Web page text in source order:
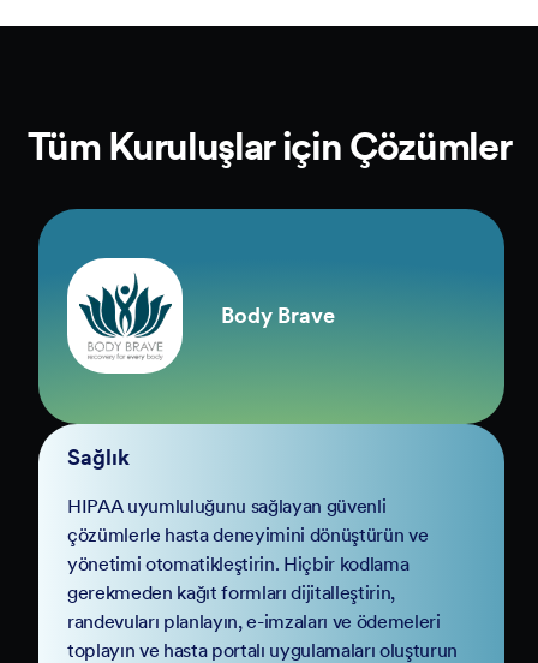
Tüm Kuruluşlar için Çözümler
Body Brave
Sağlık
HIPAA uyumluluğunu sağlayan güvenli
çözümlerle hasta deneyimini dönüştürün ve
yönetimi otomatikleştirin. Hiçbir kodlama
gerekmeden kağıt formları dijitalleştirin,
randevuları planlayın, e-imzaları ve ödemeleri
toplayın ve hasta portalı uygulamaları oluşturun